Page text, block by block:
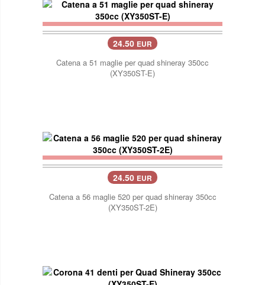
24.50 EUR
Catena a 51 maglie per quad shineray 350cc
(XY350ST-E)
24.50 EUR
Catena a 56 maglie 520 per quad shineray 350cc
(XY350ST-2E)